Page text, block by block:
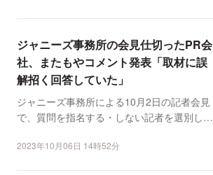
ジャニーズ事務所の会見仕切ったPR会
社、またもやコメント発表「取材に誤
解招く回答していた」
ジャニーズ事務所による10月2日の記者会見
で、質問を指名する・しない記者を選別した
2023年10月06日 14時52分